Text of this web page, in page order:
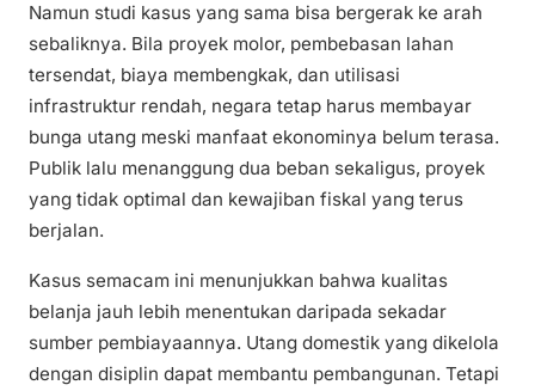
Namun studi kasus yang sama bisa bergerak ke arah
sebaliknya. Bila proyek molor, pembebasan lahan
tersendat, biaya membengkak, dan utilisasi
infrastruktur rendah, negara tetap harus membayar
bunga utang meski manfaat ekonominya belum terasa.
Publik lalu menanggung dua beban sekaligus, proyek
yang tidak optimal dan kewajiban fiskal yang terus
berjalan.
Kasus semacam ini menunjukkan bahwa kualitas
belanja jauh lebih menentukan daripada sekadar
sumber pembiayaannya. Utang domestik yang dikelola
dengan disiplin dapat membantu pembangunan. Tetapi